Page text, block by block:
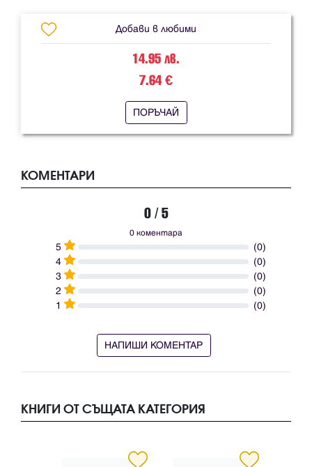
Добави в любими
14.95 лв.
7.64 €
ПОРЪЧАЙ
КОМЕНТАРИ
0 / 5
0 коментара
5
(0)
4
(0)
3
(0)
2
(0)
1
(0)
НАПИШИ КОМЕНТАР
КНИГИ ОТ СЪЩАТА КАТЕГОРИЯ